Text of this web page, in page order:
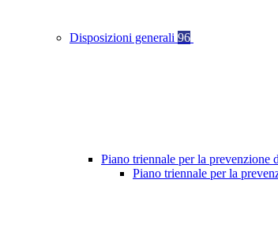
Disposizioni generali 96
Piano triennale per la prevenzione
Piano triennale per la